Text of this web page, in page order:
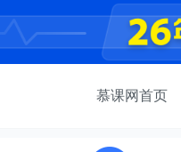
慕课网首页